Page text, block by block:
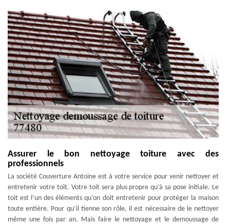
Assurer le bon nettoyage toiture avec des
professionnels
La société Couverture Antoine est à votre service pour venir nettoyer et
entretenir votre toit. Votre toit sera plus propre qu’à sa pose initiale. Le
toit est l’un des éléments qu’on doit entretenir pour protéger la maison
toute entière. Pour qu’il tienne son rôle, il est nécessaire de le nettoyer
même une fois par an. Mais faire le nettoyage et le demoussage de